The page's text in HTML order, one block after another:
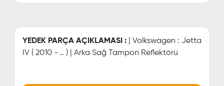
YEDEK PARÇA AÇIKLAMASI : | Volkswagen : Jetta
IV ( 2010 - .. ) | Arka Sağ Tampon Reflektörü